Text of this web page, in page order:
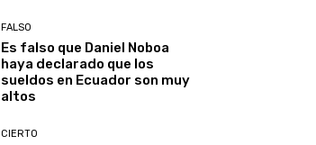
FALSO
Es falso que Daniel Noboa
haya declarado que los
sueldos en Ecuador son muy
altos
CIERTO